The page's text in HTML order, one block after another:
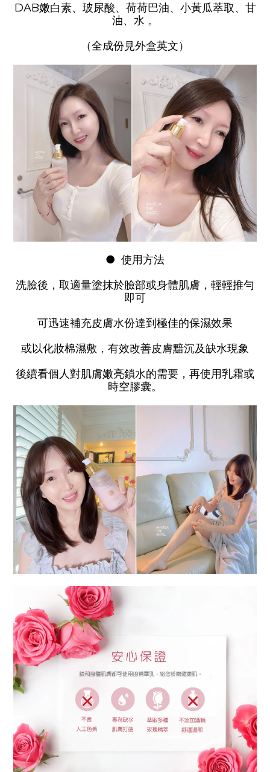
DAB嫩白素、玻尿酸、荷荷巴油、小黃瓜萃取、甘
油、水 。
（全成份見外盒英文）
● 使用方法
洗臉後，取適量塗抹於臉部或身體肌膚，輕輕推勻
即可
可迅速補充皮膚水份達到極佳的保濕效果
或以化妝棉濕敷，有效改善皮膚黯沉及缺水現象
後續看個人對肌膚嫩亮鎖水的需要，再使用乳霜或
時空膠囊。